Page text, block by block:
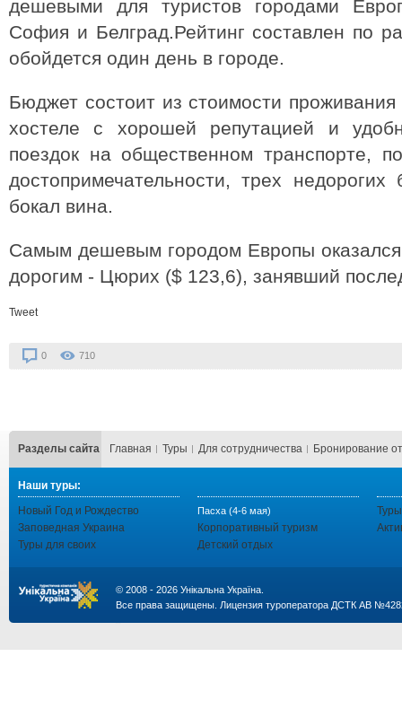
дешевыми для туристов городами
София и Белград.Рейтинг составлен по
обойдется один день в городе.
Бюджет состоит из стоимости
хостеле с хорошей репутацией и
поездок на общественном транспорте,
достопримечательности, трех
бокал вина.
Самым дешевым городом Европы
дорогим - Цюрих ($ 123,6), занявший
Tweet
0 710
Разделы сайта Главная Туры Для сотрудничества Бронирование
Наши туры:
Новый Год и Рождество
Заповедная Украина
Туры для своих
Пасха (4-6 мая)
Корпоративный туризм
Детский отдых
© 2008 - 2026 Унікальна Україна.
Все права защищены. Лицензия туроператора ДСТК АВ